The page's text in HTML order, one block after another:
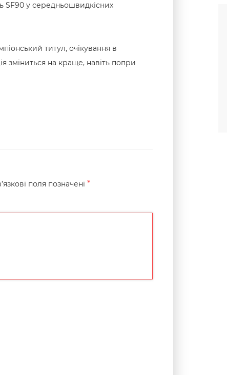
SF90 у середньошвидкісних
титул, очікування в
зміниться на краще, навіть попри
поля позначені *